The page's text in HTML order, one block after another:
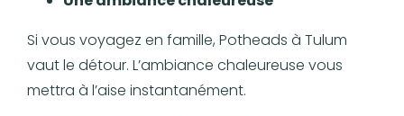
Si vous voyagez en famille, Potheads à Tulum
vaut le détour. L’ambiance chaleureuse vous
mettra à l’aise instantanément.